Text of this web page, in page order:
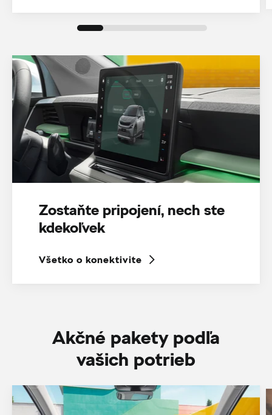
Zostaňte pripojení, nech ste
kdekoľvek
Všetko o konektivite
Akčné pakety podľa
vašich potrieb